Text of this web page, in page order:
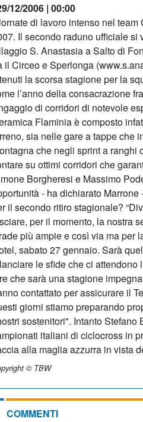
12/2006 | 00:00
di lavoro intenso nel
Il secondo raduno ufficiale si
S. Anastasia a Salto di
il Circeo e Sperlonga
la scorsa stagione per la
l’anno della consacrazione
di corridori di notevole
Flaminia è composto
sia nelle gare a tappe che
che negli sprint a ranghi
su ottimi corridori che
Borgheresi e Massimo
- ha dichiarato
il secondo ritiro stagionale?
per il momento, la nostra
più ampie e così via ma per
sabato 27 gennaio. Sarà
le sfide che ci
che sarà una stagione
contattato per assicurare il
giorni stiamo preparando
sostenitori". Intanto
italiani di ciclocross in
alla maglia azzurra in vista
© TBW
COMMENTI